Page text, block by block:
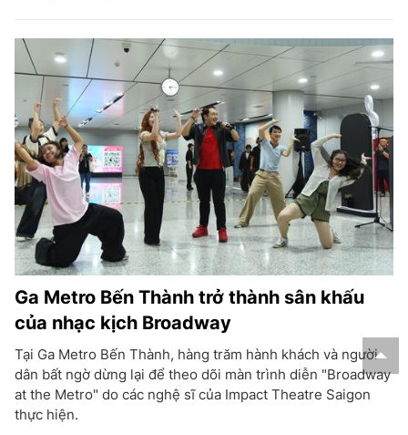
Ga Metro Bến Thành trở thành sân khấu
của nhạc kịch Broadway
Tại Ga Metro Bến Thành, hàng trăm hành khách và người
dân bất ngờ dừng lại để theo dõi màn trình diễn "Broadway
at the Metro" do các nghệ sĩ của Impact Theatre Saigon
thực hiện.